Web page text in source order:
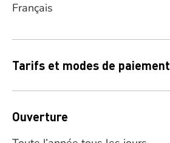
Français
Tarifs et modes de paiement
Ouverture